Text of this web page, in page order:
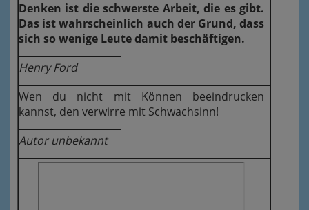
Denken ist die schwerste Arbeit, die es gibt.
Das ist wahrscheinlich auch der Grund, dass
sich so wenige Leute damit beschäftigen.
Henry Ford
Wen du nicht mit Können beeindrucken
kannst, den verwirre mit Schwachsinn!
Autor unbekannt